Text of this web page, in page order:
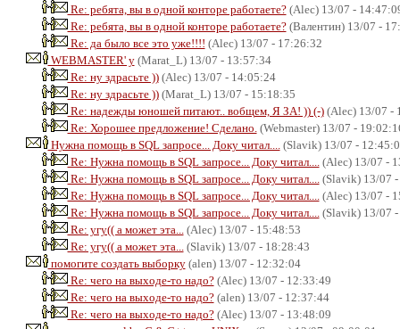
Re: ребята, вы в одной конторе работаете?(Alec) 13/07 -
Re: ребята, вы в одной конторе работаете?(Валентин) 13/07 -
Re: да было все это уже!!!! (Alec) 13/07 - 17:26:32
WEBMASTER' у(Marat_L) 13/07 - 13:57:34
Re: ну здрасьте ))(Alec) 13/07 - 14:05:24
Re: ну здрасьте ))(Marat_L) 13/07 - 15:18:35
Re: надежды юношей питают.. вобщем, Я ЗА! )) (-)(Alec) 13/07 -
Re: Хорошее предложение! Сделано. (Webmaster) 13/07 -
Нужна помощь в SQL запросе... Доку читал....
(Slavik) 13/07 -
Re: Нужна помощь в SQL запросе... Доку читал....
(Alec) 13/07 -
Re: Нужна помощь в SQL запросе... Доку читал....
(Slavik) 13/07
Re: Нужна помощь в SQL запросе... Доку читал....
(Alec) 13/07 -
Re: Нужна помощь в SQL запросе... Доку читал....
(Slavik) 13/07
Re: угу(( а может эта...
(Alec) 13/07 - 15:48:53
Re: угу(( а может эта...
(Slavik) 13/07 - 18:28:43
помогите создать выборку(alen) 13/07 - 12:32:04
Re: чего на выходе-то надо?(Alec) 13/07 - 12:33:49
Re: чего на выходе-то надо?(alen) 13/07 - 12:37:44
Re: чего на выходе-то надо?(Alec) 13/07 - 13:48:09